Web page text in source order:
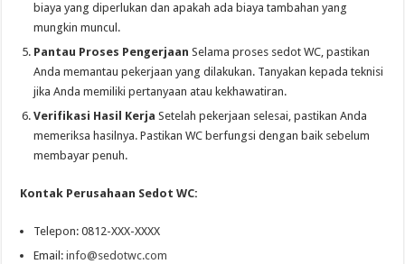
biaya yang diperlukan dan apakah ada biaya tambahan yang
mungkin muncul.
Pantau Proses Pengerjaan Selama proses sedot WC, pastikan
Anda memantau pekerjaan yang dilakukan. Tanyakan kepada teknisi
jika Anda memiliki pertanyaan atau kekhawatiran.
Verifikasi Hasil Kerja Setelah pekerjaan selesai, pastikan Anda
memeriksa hasilnya. Pastikan WC berfungsi dengan baik sebelum
membayar penuh.
Kontak Perusahaan Sedot WC:
Telepon: 0812-XXX-XXXX
Email:info@sedotwc.com